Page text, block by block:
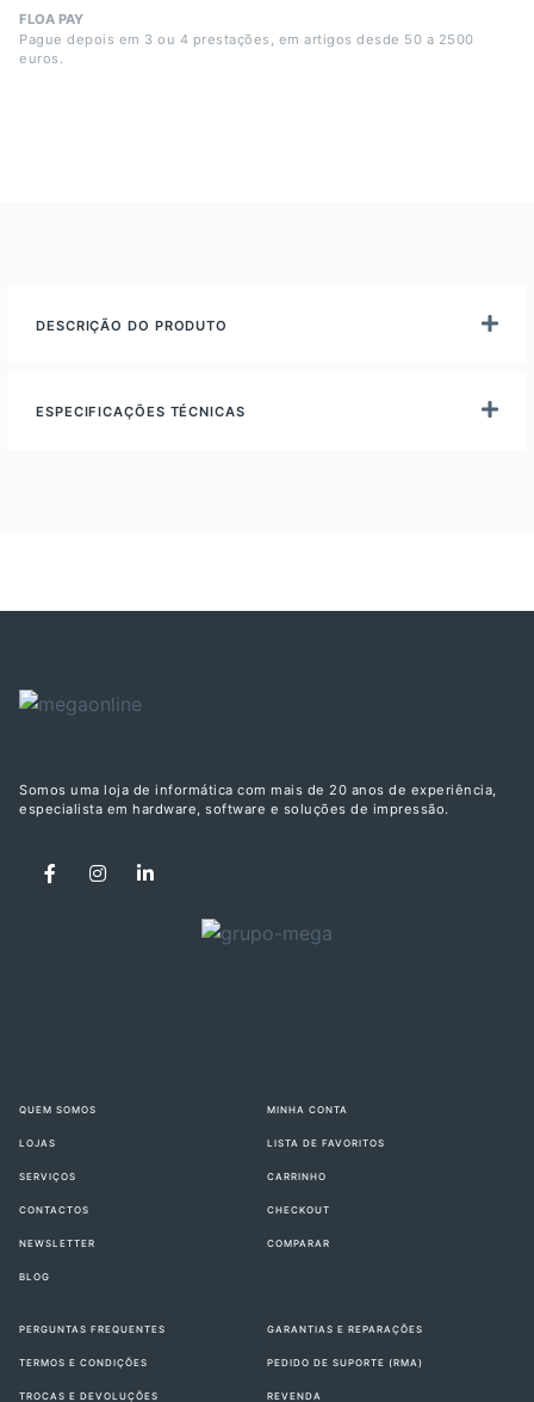
FLOA PAY
Pague depois em 3 ou 4 prestações, em artigos desde 50 a 2500
euros.
DESCRIÇÃO DO PRODUTO
ESPECIFICAÇÕES TÉCNICAS
Somos uma loja de informática com mais de 20 anos de experiência,
especialista em hardware, software e soluções de impressão.
QUEM SOMOS
LOJAS
SERVIÇOS
CONTACTOS
NEWSLETTER
BLOG
MINHA CONTA
LISTA DE FAVORITOS
CARRINHO
CHECKOUT
COMPARAR
PERGUNTAS FREQUENTES
TERMOS E CONDIÇÕES
TROCAS E DEVOLUÇÕES
GARANTIAS E REPARAÇÕES
PEDIDO DE SUPORTE (RMA)
REVENDA